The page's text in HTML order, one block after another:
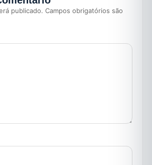
publicado. Campos obrigatórios são